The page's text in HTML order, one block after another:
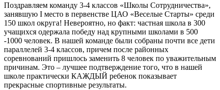
Поздравляем команду 3-4 классов «Школы Сотрудничества»,
занявшую I место в первенстве ЦАО «Веселые Старты» среди
150 школ округа! Невероятно, но факт: частная школа в 300
учащихся одержала победу над крупными школами в 500
-1000 человек. В нашей команде были собраны почти все дети
параллелей 3-4 классов, причем после районных
соревнований пришлось заменить 8 человек по уважительным
причинам. Это – лучшее подтверждение того, что в нашей
школе практически КАЖДЫЙ ребенок показывает
прекрасные спортивные результаты.